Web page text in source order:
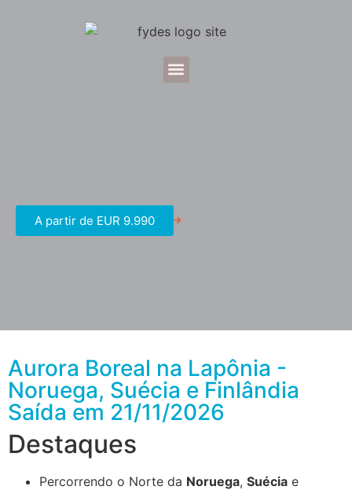
A partir de EUR 9.990
Aurora Boreal na Lapônia -
Noruega, Suécia e Finlândia
Saída em 21/11/2026
Destaques
Percorrendo o Norte da Noruega, Suécia e